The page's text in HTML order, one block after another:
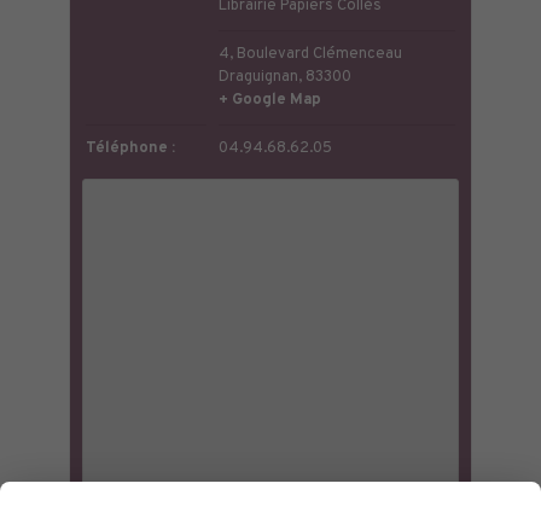
Librairie Papiers Collés
4, Boulevard Clémenceau
Draguignan, 83300
+ Google Map
Téléphone : 04.94.68.62.05